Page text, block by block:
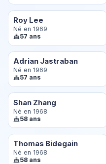
Roy Lee
Né en 1969
57 ans
Adrian Jastraban
Né en 1969
57 ans
Shan Zhang
Né en 1968
58 ans
Thomas Bidegain
Né en 1968
58 ans